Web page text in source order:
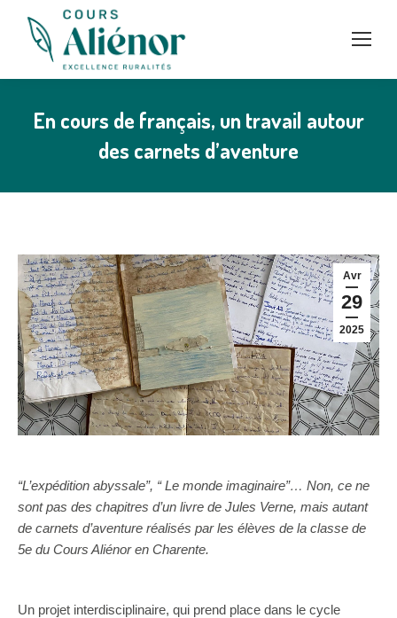
En cours de français, un travail autour
des carnets d’aventure
Avr
29
2025
“L’expédition abyssale”, “ Le monde imaginaire”… Non, ce ne
sont pas des chapitres d’un livre de Jules Verne, mais autant
de carnets d’aventure réalisés par les élèves de la classe de
5e du Cours Aliénor en Charente.
Un projet interdisciplinaire, qui prend place dans le cycle